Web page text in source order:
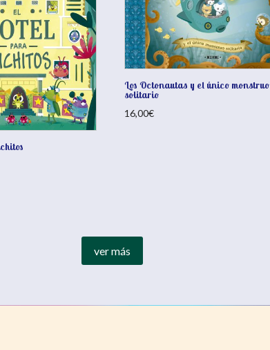
Los Octonautas y el único monstruo
solitario
16,00€
ver más